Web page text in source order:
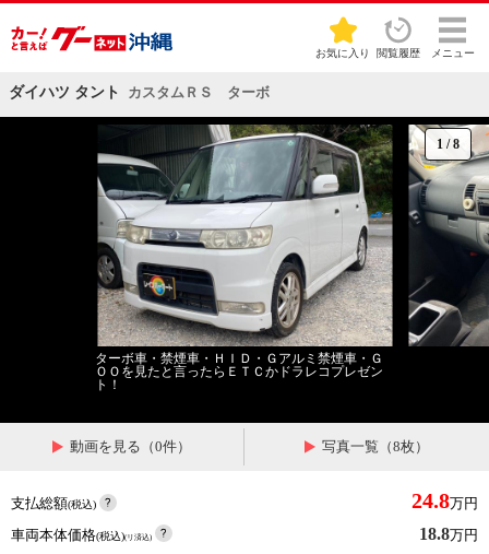
お気に入り 閲覧履歴 メニュー
ダイハツ タント カスタムＲＳ ターボ
1 /8
ターボ車・禁煙車・ＨＩＤ・Ｇアルミ禁煙車・Ｇ
ＯＯを見たと言ったらＥＴＣかドラレコプレゼン
ト！
動画を見る（0件） 写真一覧（8枚）
支払総額(税込) 24.8万円
車両本体価格(税込)(リ済込) 18.8万円